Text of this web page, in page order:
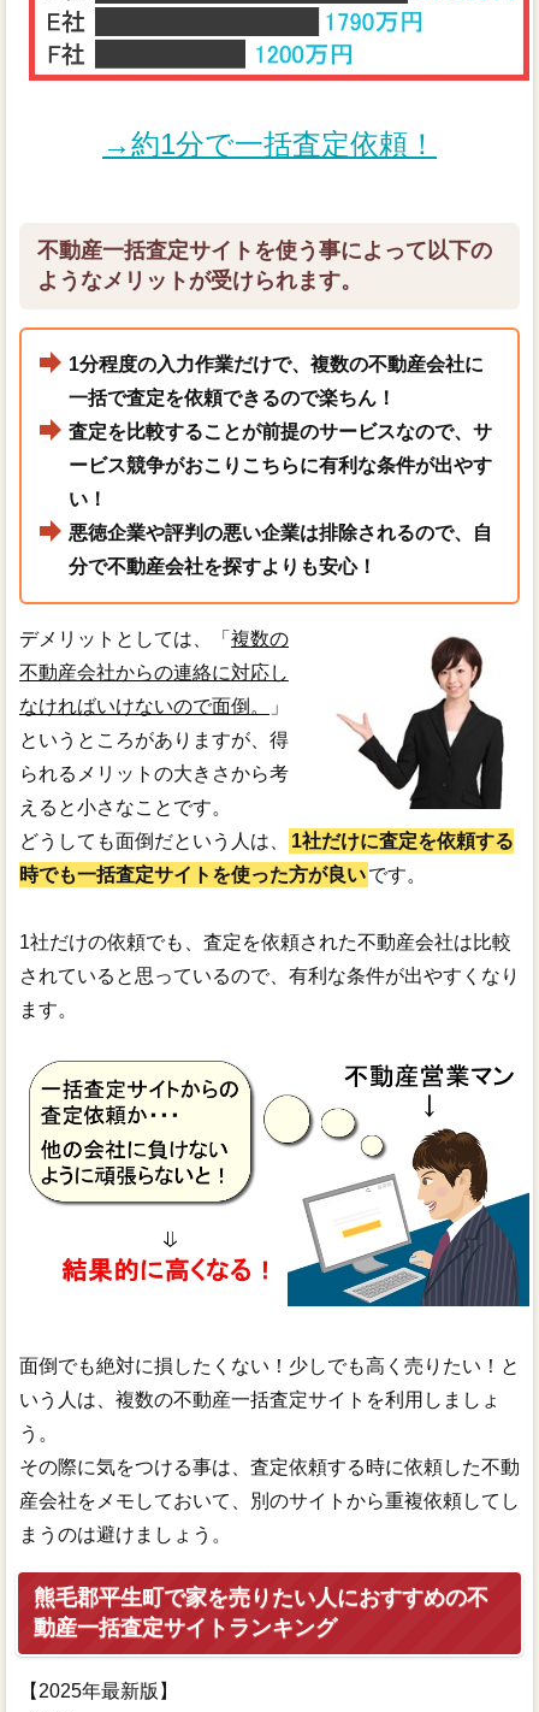
→約1分で一括査定依頼！
不動産一括査定サイトを使う事によって以下の
ようなメリットが受けられます。
1分程度の入力作業だけで、複数の不動産会社に
一括で査定を依頼できるので楽ちん！
査定を比較することが前提のサービスなので、サ
ービス競争がおこりこちらに有利な条件が出やす
い！
悪徳企業や評判の悪い企業は排除されるので、自
分で不動産会社を探すよりも安心！
デメリットとしては、「 複数の
不動産会社からの連絡に対応し
なければいけないので面倒。
」
というところがありますが、得
られるメリットの大きさから考
えると小さなことです。
どうしても面倒だという人は、
1社だけに査定を依頼する
時でも一括査定サイトを使った方が良いです。
1社だけの依頼でも、査定を依頼された不動産会社は比較
されていると思っているので、有利な条件が出やすくなり
ます。
面倒でも絶対に損したくない！少しでも高く売りたい！と
いう人は、複数の不動産一括査定サイトを利用しましょ
う。
その際に気をつける事は、査定依頼する時に依頼した不動
産会社をメモしておいて、別のサイトから重複依頼してし
まうのは避けましょう。
熊毛郡平生町で家を売りたい人におすすめの不
動産一括査定サイトランキング
【2025年最新版】